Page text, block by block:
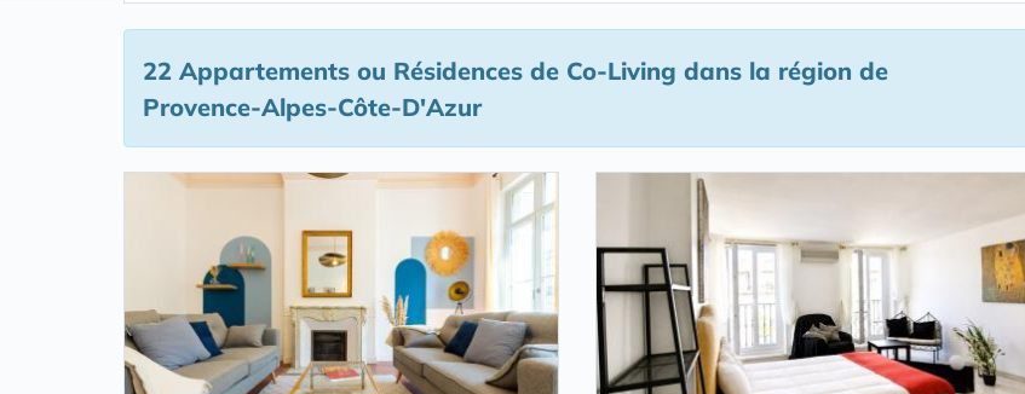
22 Appartements ou Résidences de Co-Living dans la région de
Provence-Alpes-Côte-D'Azur